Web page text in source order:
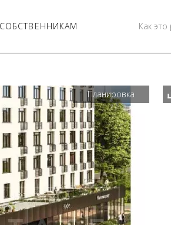
Как
Планировка